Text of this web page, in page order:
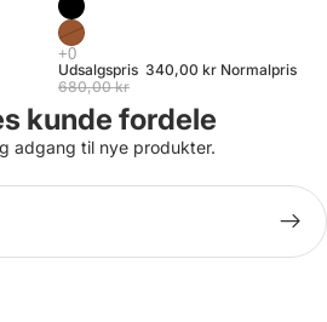
Udsalgspris 340,00 kr Normalpris
680,00 kr
kunde fordele
adgang til nye produkter.